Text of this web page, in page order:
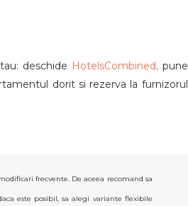
deschide HotelsCombined,pune
dorit si rezerva la furnizorul
frecvente. De aceea recomand sa
este posibil, sa alegi variante flexibile